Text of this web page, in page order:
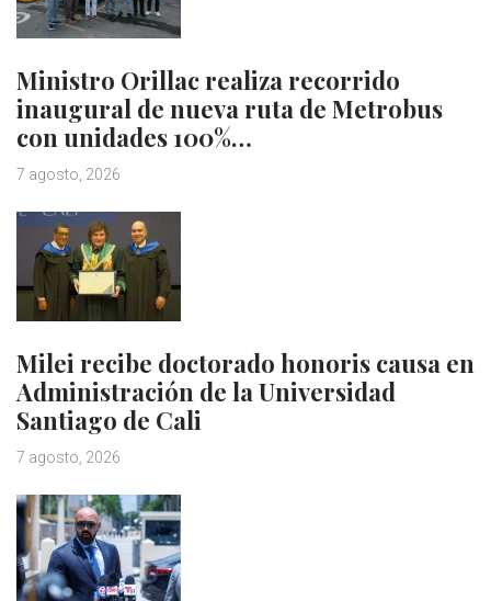
Ministro Orillac realiza recorrido
inaugural de nueva ruta de Metrobus
con unidades 100%…
7 agosto, 2026
Milei recibe doctorado honoris causa en
Administración de la Universidad
Santiago de Cali
7 agosto, 2026